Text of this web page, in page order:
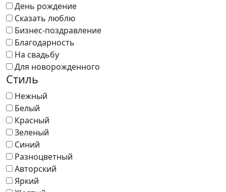
День рождение
Сказать люблю
Бизнес-поздравление
Благодарность
На свадьбу
Для новорожденного
Стиль
Нежный
Белый
Красный
Зеленый
Синий
Разноцветный
Авторский
Яркий